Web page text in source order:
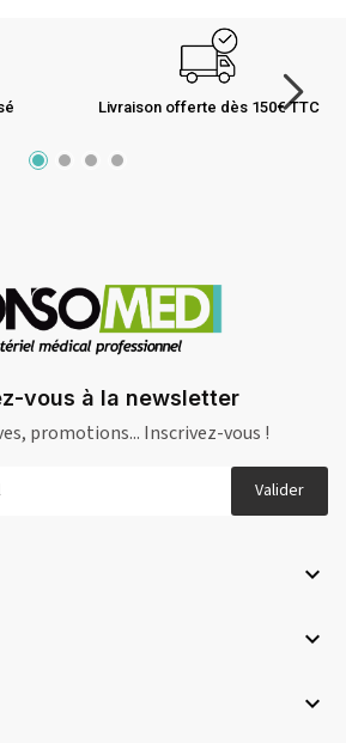
Livraison offerte dès 150€ TTC
vous à la newsletter
promotions... Inscrivez-vous !
Valider


